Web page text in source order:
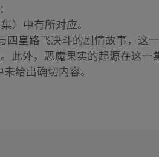
）中有所对应。
皇路飞决斗的剧情故事，这
此外，恶魔果实的起源在这
给出确切内容。